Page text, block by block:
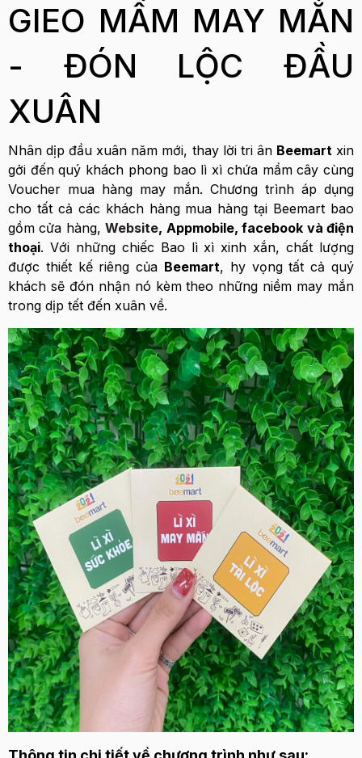
GIEO MẦM MAY MẮN
- ĐÓN LỘC ĐẦU
XUÂN
Nhân dịp đầu xuân năm mới, thay lời tri ân Beemartxin
gởi đến quý khách phong bao lì xì chứa mầm cây cùng
Voucher mua hàng may mắn. Chương trình áp dụng
cho tất cả các khách hàng mua hàng tại Beemart bao
gồm cửa hàng,Website, Appmobile, facebook và điện
thoại. Với những chiếc Bao lì xì xinh xắn, chất lượng
được thiết kế riêng của Beemart, hy vọng tất cả quý
khách sẽ đón nhận nó kèm theo những niềm may mắn
trong dịp tết đến xuân về.